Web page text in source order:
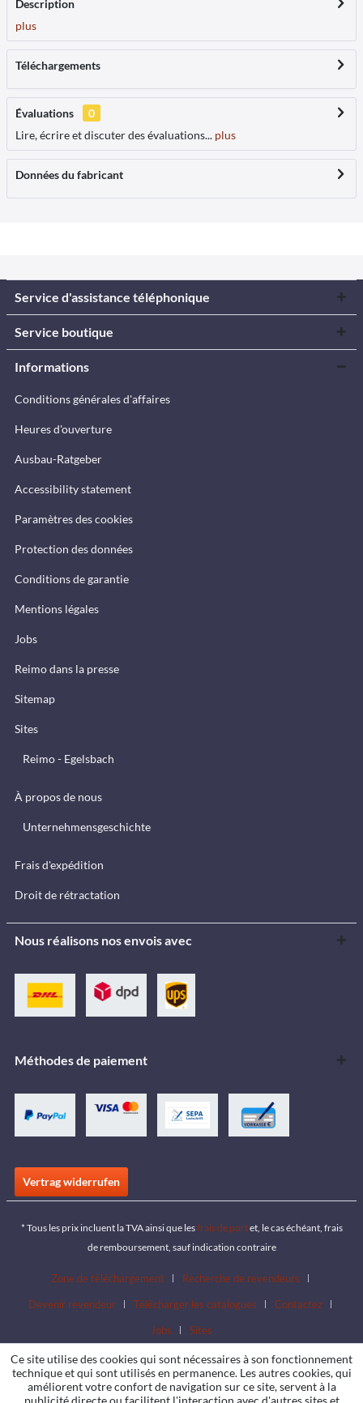
Description
plus
Téléchargements
Évaluations
0
Lire, écrire et discuter des évaluations... plus
Données du fabricant
Service d'assistance téléphonique
Service boutique
Informations
Conditions générales d'affaires
Heures d'ouverture
Ausbau-Ratgeber
Accessibility statement
Paramètres des cookies
Protection des données
Conditions de garantie
Mentions légales
Jobs
Reimo dans la presse
Sitemap
Sites
Reimo - Egelsbach
À propos de nous
Unternehmensgeschichte
Frais d'expédition
Droit de rétractation
Nous réalisons nos envois avec
Méthodes de paiement
Vertrag widerrufen
* Tous les prix incluent la TVA ainsi que lesfrais de portet, le cas échéant, frais
de remboursement, sauf indication contraire
Zone de téléchargement
Recherche de revendeurs
Devenir revendeur
Télécharger les catalogues
Contactez
Jobs
Sites
Ce site utilise des cookies qui sont nécessaires à son fonctionnement
technique et qui sont utilisés en permanence. Les autres cookies, qui
améliorent votre confort de navigation sur ce site, servent à la
publicité directe ou facilitent l'interaction avec d'autres sites et